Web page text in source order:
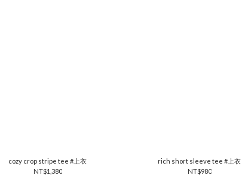
cozy crop stripe tee #上衣
NT$1,380
rich short sleeve tee #上衣
NT$980